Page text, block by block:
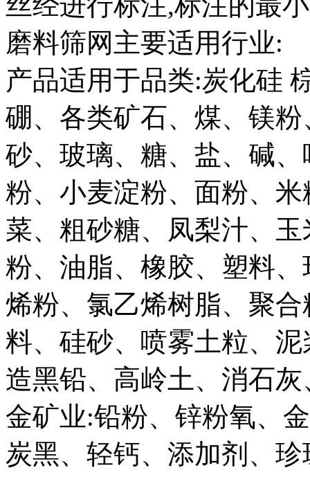
磨料筛网主要适用行业:
产品适用于品类:炭化硅
硼、各类矿石、煤、镁
砂、玻璃、糖、盐、碱
粉、小麦淀粉、面粉、
菜、粗砂糖、凤梨汁、
粉、油脂、橡胶、塑料
烯粉、氯乙烯树脂、聚
料、硅砂、喷雾土粒、
造黑铅、高岭土、消石
金矿业:铅粉、锌粉氧、
炭黑、轻钙、添加剂、